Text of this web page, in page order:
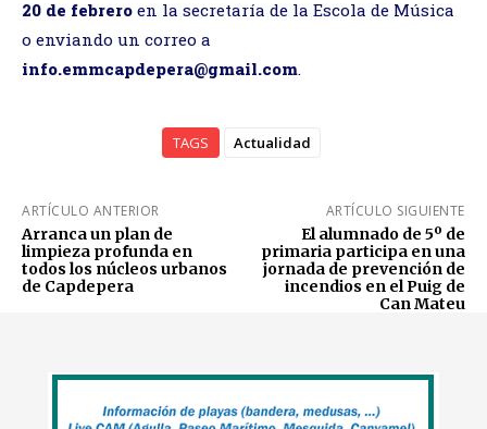
20 de febrero en la secretaría de la Escola de Música
o enviando un correo a
info.emmcapdepera@gmail.com.
TAGS Actualidad
ARTÍCULO ANTERIOR
Arranca un plan de
limpieza profunda en
todos los núcleos urbanos
de Capdepera
ARTÍCULO SIGUIENTE
El alumnado de 5º de
primaria participa en una
jornada de prevención de
incendios en el Puig de
Can Mateu